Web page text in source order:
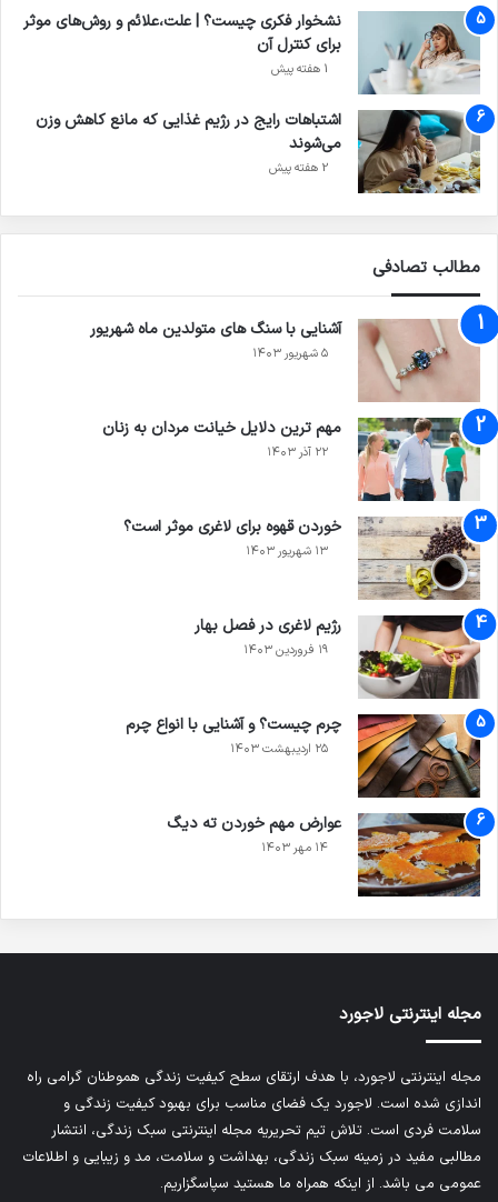
نشخوار فکری چیست؟ | علت،علائم و روش‌های موثر
برای کنترل آن
1 هفته پیش
اشتباهات رایج در رژیم غذایی که مانع کاهش وزن
می‌شوند
2 هفته پیش
مطالب تصادفی
آشنایی با سنگ های متولدین ماه شهریور
۵ شهریور ۱۴۰۳
مهم ترین دلایل خیانت مردان به زنان
۲۲ آذر ۱۴۰۳
خوردن قهوه برای لاغری موثر است؟
۱۳ شهریور ۱۴۰۳
رژیم لاغری در فصل بهار
۱۹ فروردین ۱۴۰۳
چرم چیست؟ و آشنایی با انواع چرم
۲۵ اردیبهشت ۱۴۰۳
عوارض مهم خوردن ته دیگ
۱۴ مهر ۱۴۰۳
مجله اینترنتی لاجورد
مجله اینترنتی لاجورد، با هدف ارتقای سطح کیفیت زندگی هموطنان گرامی راه
اندازی شده است. لاجورد یک فضای مناسب برای بهبود کیفیت زندگی و
سلامت فردی است. تلاش تیم تحریریه مجله اینترنتی سبک زندگی، انتشار
مطالبی مفید در زمینه سبک زندگی، بهداشت و سلامت، مد و زیبایی و اطلاعات
عمومی می باشد. از اینکه همراه ما هستید سپاسگزاریم.